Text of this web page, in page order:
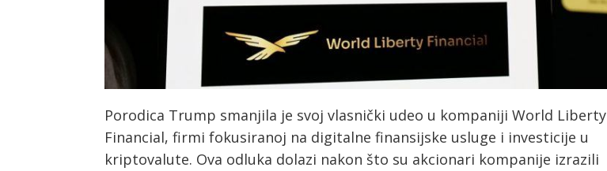
Porodica Trump smanjila je svoj vlasnički udeo u kompaniji World Liberty
Financial, firmi fokusiranoj na digitalne finansijske usluge i investicije u
kriptovalute. Ova odluka dolazi nakon što su akcionari kompanije izrazili